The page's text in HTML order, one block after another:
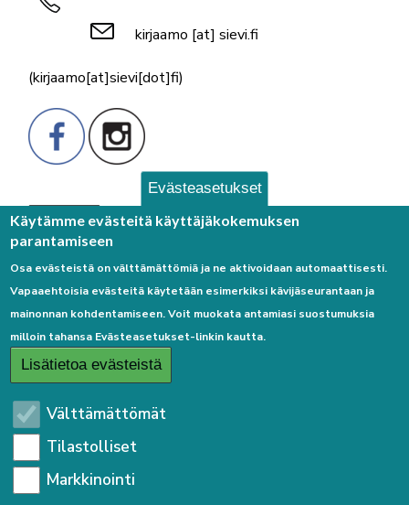
kirjaamo [at] sievi.fi
(kirjaamo[at]sievi[dot]fi)
Palaute
Linkkejä
Etusivulle
Kirjaudu sisään
Saavutettavuusseloste
Sivukartta
Evästeasetukset
Käytämme evästeitä käyttäjäkokemuksen
parantamiseen
Osa evästeistä on välttämättömiä ja ne aktivoidaan automaattisesti.
Vapaaehtoisia evästeitä käytetään esimerkiksi kävijäseurantaan ja
mainonnan kohdentamiseen. Voit muokata antamiasi suostumuksia
milloin tahansa Evästeasetukset-linkin kautta.
Lisätietoa evästeistä
Välttämättömät
Tilastolliset
Markkinointi